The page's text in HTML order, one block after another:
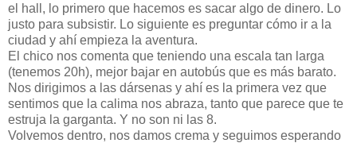
el hall, lo primero que hacemos es sacar algo de dinero. Lo
justo para subsistir. Lo siguiente es preguntar cómo ir a la
ciudad y ahí empieza la aventura.
El chico nos comenta que teniendo una escala tan larga
(tenemos 20h), mejor bajar en autobús que es más barato.
Nos dirigimos a las dársenas y ahí es la primera vez que
sentimos que la calima nos abraza, tanto que parece que te
estruja la garganta. Y no son ni las 8.
Volvemos dentro, nos damos crema y seguimos esperando